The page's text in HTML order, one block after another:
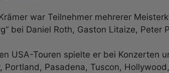
war Teilnehmer mehrerer
bei Daniel Roth, Gaston Litaize, Peter
USA-Touren spielte er bei Konzerten
Portland, Pasadena, Tuscon,